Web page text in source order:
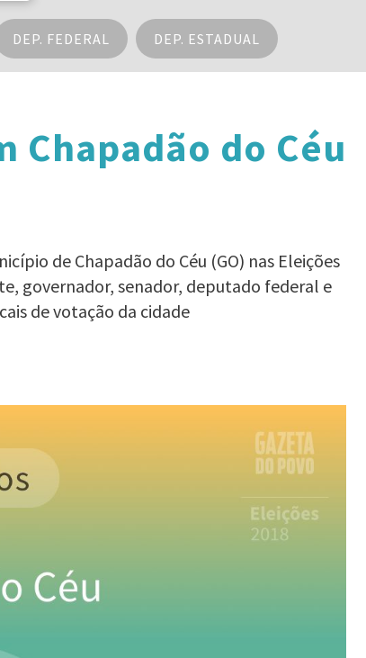
DEP. FEDERAL DEP. ESTADUAL
Chapadão do Céu
de Chapadão do Céu (GO) nas Eleições
governador, senador, deputado federal e
de votação da cidade